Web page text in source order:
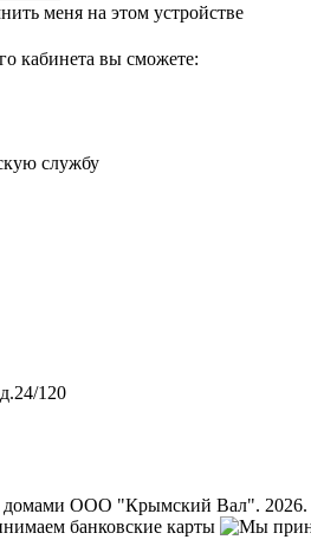
меня на этом устройстве
кабинета вы сможете:
службу
120
домами ООО "Крымский Вал". 2026.